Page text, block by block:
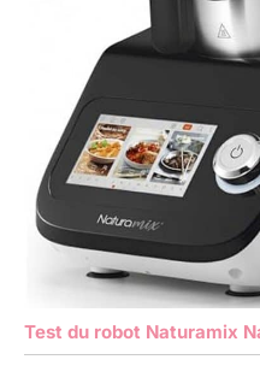
Test du robot Naturamix